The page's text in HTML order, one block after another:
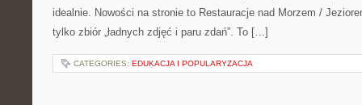
idealnie. Nowości na stronie to Restauracje nad Morzem /
tylko zbiór „ładnych zdjęć i paru zdań”. To […]
CATEGORIES: EDUKACJA I POPULARYZACJA